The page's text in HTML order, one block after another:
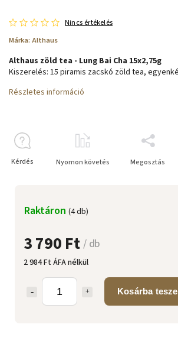
Nincs értékelés
Márka: Althaus
3 790 Ft/ db
2 984 Ft ÁFA nélkül
Kosárba
Raktáron (4 db)
Althaus zöld tea - Lung Bai Cha 15x2,75g
Kiszerelés: 15 piramis zacskó zöld tea,
Részletes információ
Kérdés Nyomon követés Megosztás